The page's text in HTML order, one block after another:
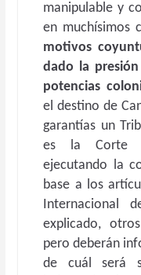
manipulable y
en muchísimos
motivos
dado la
potencias
el destino de
garantías un
es la Corte
ejecutando la
base a los
Internacional
explicado,
pero deberán
de cuál será